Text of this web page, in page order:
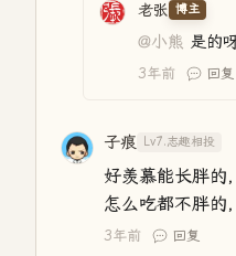
老张 博主
@小熊 是的
3年前 回复
子痕 Lv7.志趣相投
好羡慕能长胖的
怎么吃都不胖的
3年前 回复